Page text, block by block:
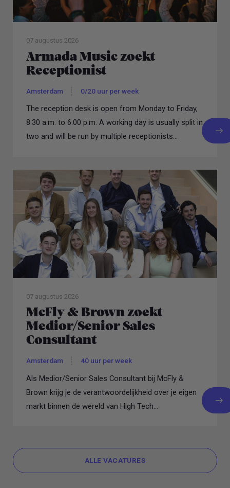
07 augustus 2026
Armada Music zoekt
Receptionist
Amsterdam 0/20 uur per week
The reception desk is open from Monday to Friday,
8.30 a.m. to 6.00 p.m. A working day is usually split in
two and will be run by multiple receptionists...
07 augustus 2026
McFly & Brown zoekt
Medior/Senior Sales
Consultant
Amsterdam 40 uur per week
Als Medior/Senior Sales Consultant bij McFly &
Brown krijg je de verantwoordelijkheid over je eigen
markt binnen de wereld van High Tech...
ALLE VACATURES